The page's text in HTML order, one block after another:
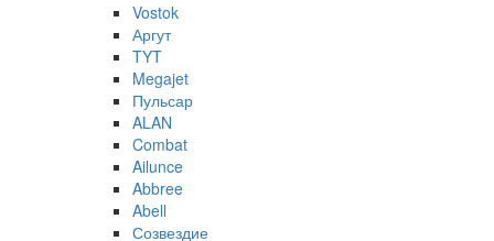
Vostok
Аргут
TYT
Megajet
Пульсар
ALAN
Combat
Ailunce
Abbree
Abell
Созвездие